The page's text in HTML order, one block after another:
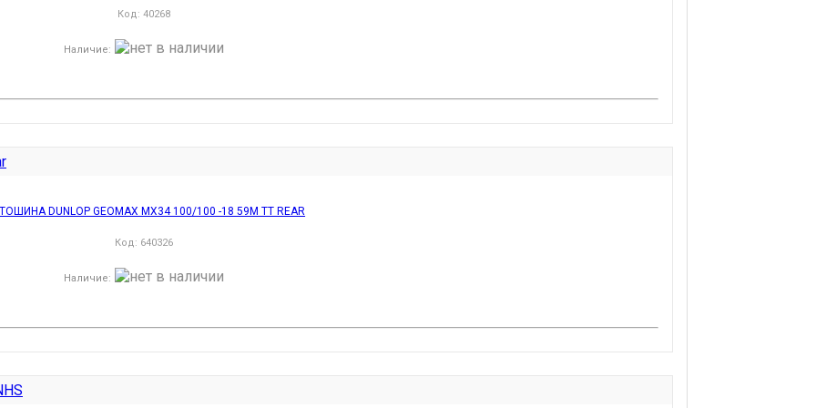
Код: 40268
Наличие:
DUNLOP GEOMAX MX34 100/100 -18 59M TT REAR
Код: 640326
Наличие: